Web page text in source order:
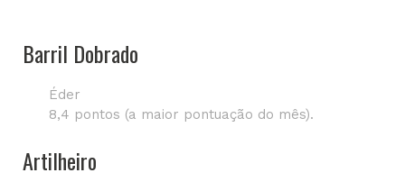
Barril Dobrado
Éder
8,4 pontos (a maior pontuação do mês).
Artilheiro